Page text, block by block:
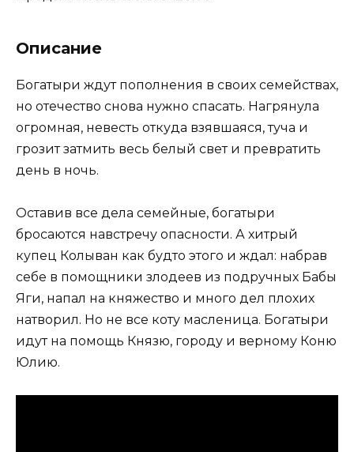
Описание
Богатыри ждут пополнения в своих семействах,
но отечество снова нужно спасать. Нагрянула
огромная, невесть откуда взявшаяся, туча и
грозит затмить весь белый свет и превратить
день в ночь.
Оставив все дела семейные, богатыри
бросаются навстречу опасности. А хитрый
купец Колыван как будто этого и ждал: набрав
себе в помощники злодеев из подручных Бабы
Яги, напал на княжество и много дел плохих
натворил. Но не все коту масленица. Богатыри
идут на помощь Князю, городу и верному Коню
Юлию.